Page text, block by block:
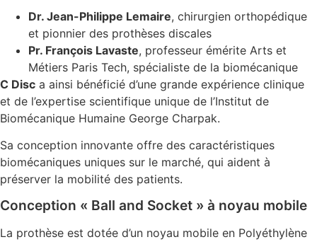
Dr. Jean-Philippe Lemaire, chirurgien orthopédique
et pionnier des prothèses discales
Pr. François Lavaste, professeur émérite Arts et
Métiers Paris Tech, spécialiste de la biomécanique
C Disc a ainsi bénéficié d’une grande expérience clinique
et de l’expertise scientifique unique de l’Institut de
Biomécanique Humaine George Charpak.
Sa conception innovante offre des caractéristiques
biomécaniques uniques sur le marché, qui aident à
préserver la mobilité des patients.
Conception « Ball and Socket » à noyau mobile
La prothèse est dotée d’un noyau mobile en Polyéthylène